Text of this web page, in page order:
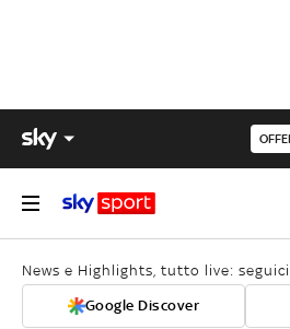
News e Highlights, tutto live:
Google Discover